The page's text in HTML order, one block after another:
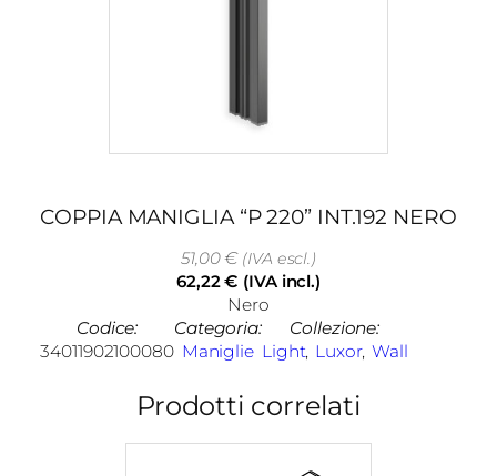
COPPIA MANIGLIA “P 220” INT.192 NERO
51,00€(IVA escl.)
62,22€ (IVA incl.)
Nero
Codice:
34011902100080
Categoria:
Maniglie
Collezione:
Light, Luxor, Wall
Prodotti correlati